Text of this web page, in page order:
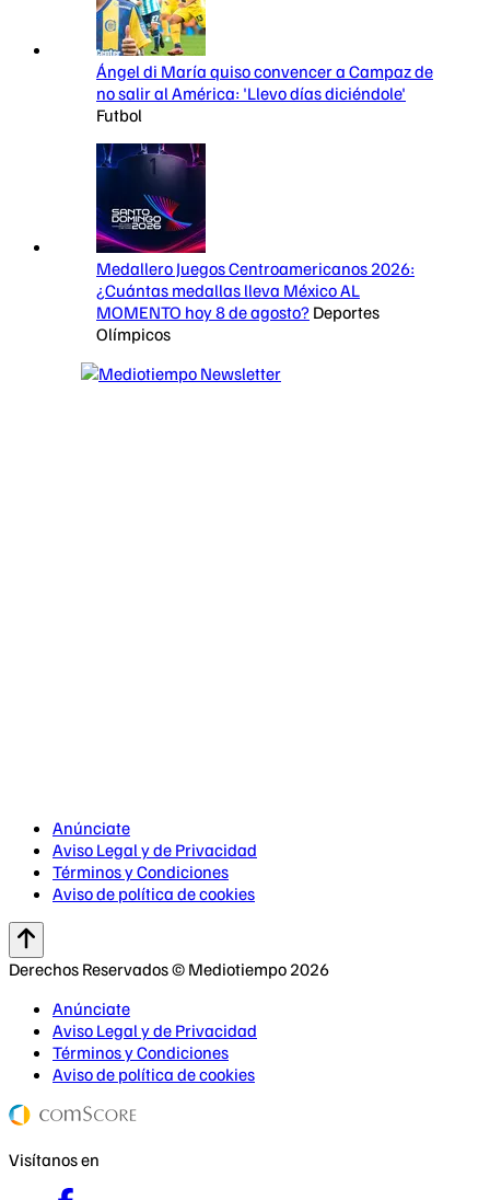
Ángel di María quiso convencer a Campaz de
no salir al América: 'Llevo días diciéndole'
Futbol
Medallero Juegos Centroamericanos 2026:
¿Cuántas medallas lleva México AL
MOMENTO hoy 8 de agosto? Deportes
Olímpicos
Anúnciate
Aviso Legal y de Privacidad
Términos y Condiciones
Aviso de política de cookies
Derechos Reservados © Mediotiempo 2026
Anúnciate
Aviso Legal y de Privacidad
Términos y Condiciones
Aviso de política de cookies
Visítanos en